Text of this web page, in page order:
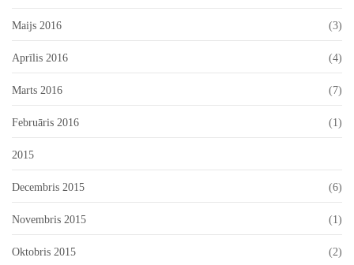
Maijs 2016 (3)
Aprīlis 2016 (4)
Marts 2016 (7)
Februāris 2016 (1)
2015
Decembris 2015 (6)
Novembris 2015 (1)
Oktobris 2015 (2)